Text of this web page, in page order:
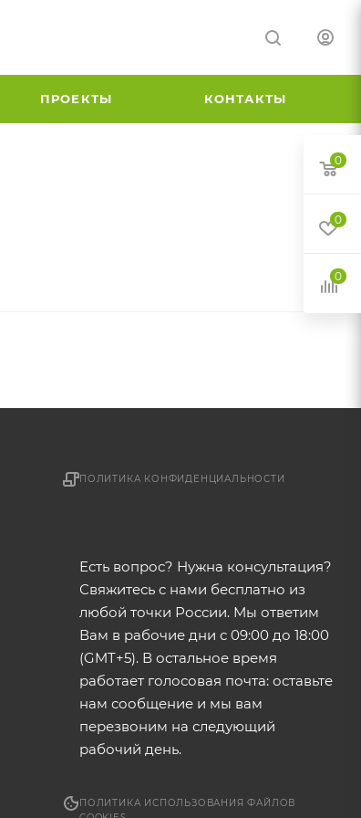
ПРОЕКТЫ КОНТАКТЫ
ПОЛИТИКА КОНФИДЕНЦИАЛЬНОСТИ
Есть вопрос? Нужна консультация?
Свяжитесь с нами бесплатно из
любой точки России. Мы ответим
Вам в рабочие дни с 09:00 до 18:00
(GMT+5). В остальное время
работает голосовая почта: оставьте
нам сообщение и мы вам
перезвоним на следующий
рабочий день.
ПОЛИТИКА ИСПОЛЬЗОВАНИЯ ФАЙЛОВ
0
0
0